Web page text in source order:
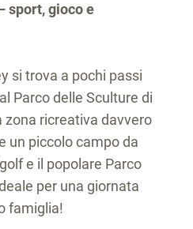
sport, gioco e
si trova a pochi passi
Parco delle Sculture di
zona ricreativa davvero
un piccolo campo da
e il popolare Parco
per una giornata
famiglia!